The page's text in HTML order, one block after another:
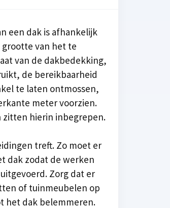
een dak is afhankelijk
van het te
van de dakbedekking,
de bereikbaarheid
te laten ontmossen,
meter voorzien.
zitten hierin inbegrepen.
treft. Zo moet er
dak zodat de werken
Zorg dat er
of tuinmeubelen op
het dak belemmeren.